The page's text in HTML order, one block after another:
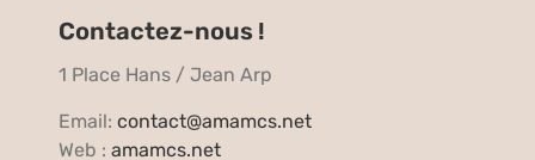
Contactez-nous !
1 Place Hans / Jean Arp
Email:contact@amamcs.net
Web :amamcs.net